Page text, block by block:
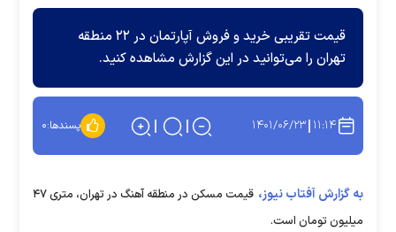
قیمت تقریبی خرید و فروش آپارتمان در ۲۲ منطقه
تهران را می‌توانید در این گزارش مشاهده کنید.
۱۱:۱۴ ۱۴۰۱/۰۶/۲۳ پسندها:۰
به گزارش آفتاب نیوز،
قیمت مسکن در منطقه آهنگ در تهران، متری ۴۷
میلیون تومان است.